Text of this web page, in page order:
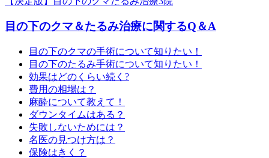
目の下のクマ＆たるみ治療に関するQ＆A
目の下のクマの手術について知りたい！
目の下のたるみ手術について知りたい！
効果はどのくらい続く?
費用の相場は？
麻酔について教えて！
ダウンタイムはある？
失敗しないためには？
名医の見つけ方は？
保険はきく？